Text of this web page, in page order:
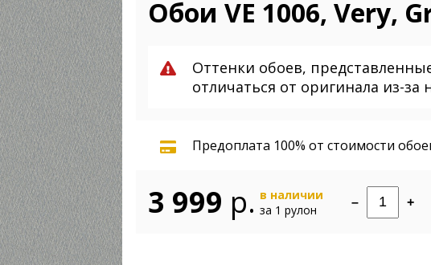
Обои VE 1006, Very,
Оттенки обоев,
отличаться от оригинала из-за
Предоплата 100% от стоимости
3 999 р. в наличии
за 1 рулон
– +